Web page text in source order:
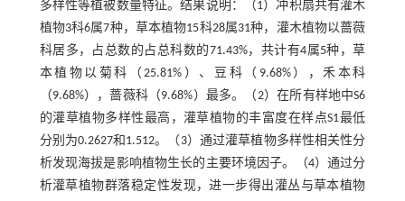
多样性等植被数量特征。结果说明：（1）冲积扇共有灌木
植物3科6属7种，草本植物15科28属31种，灌木植物以蔷薇
科居多，占总数的占总科数的71.43%，共计有4属5种，草
本植物以菊科（25.81%）、豆科（9.68%），禾本科
（9.68%），蔷薇科（9.68%）最多。（2）在所有样地中S6
的灌草植物多样性最高，灌草植物的丰富度在样点S1最低
分别为0.2627和1.512。（3）通过灌草植物多样性相关性分
析发现海拔是影响植物生长的主要环境因子。（4）通过分
析灌草植物群落稳定性发现，进一步得出灌丛与草本植物